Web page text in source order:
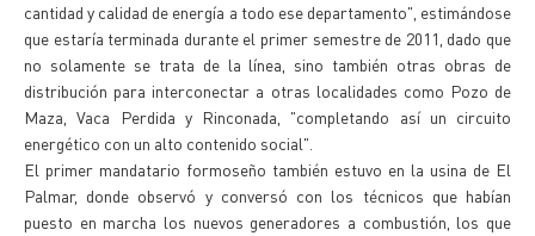
cantidad y calidad de energía a todo ese departamento", estimándose
que estaría terminada durante el primer semestre de 2011, dado que
no solamente se trata de la línea, sino también otras obras de
distribución para interconectar a otras localidades como Pozo de
Maza, Vaca Perdida y Rinconada, "completando así un circuito
energético con un alto contenido social".
El primer mandatario formoseño también estuvo en la usina de El
Palmar, donde observó y conversó con los técnicos que habían
puesto en marcha los nuevos generadores a combustión, los que